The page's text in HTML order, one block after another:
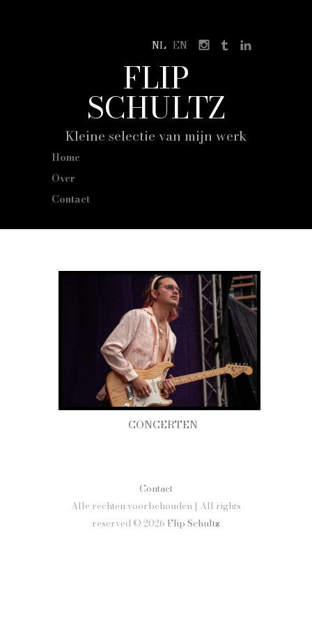
FLIP
SCHULTZ
Kleine selectie van mijn werk
Home
Over
Contact
NL EN
CONCERTEN
Contact
Alle rechten voorbehouden | All rights
reserved © 2026 Flip Schultz